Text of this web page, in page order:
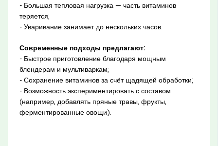
- Большая тепловая нагрузка — часть витаминов
теряется;
- Уваривание занимает до нескольких часов.
Современные подходы предлагают:
- Быстрое приготовление благодаря мощным
блендерам и мультиваркам;
- Сохранение витаминов за счёт щадящей обработки;
- Возможность экспериментировать с составом
(например, добавлять пряные травы, фрукты,
ферментированные овощи).